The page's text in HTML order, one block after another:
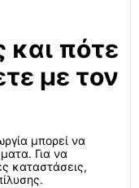
και πότε
με τον
μπορεί να
Για να
καταστάσεις,